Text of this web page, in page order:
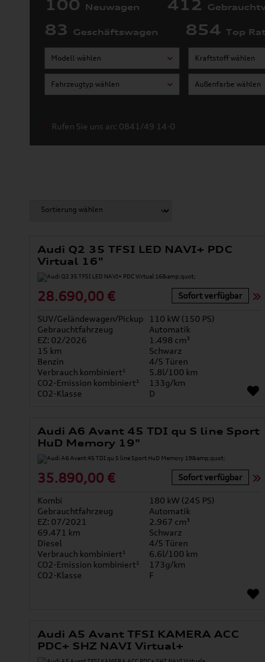
100 Neuwagen 412
83 Geschäftswagen 854 Top
Modell wählen Kraftstoff wählen
Fahrzeugtyp wählen Außenfarbe wählen
Rufen Sie uns an: 0841/49 14-0
Audi Q2 35 TFSI LED NAVI+ PDC
Virtual 16"
28.690,00 € Sofort verfügbar
SUV/Geländewagen/Pickup
110 kW (150 PS)
Gebrauchtfahrzeug
Automatik
EZ: 02/2026
1.498 cm³
15 km
Schwarz
Benzin
4/5 Türen
Verbrauch kombiniert¹
5.8l/100 km
CO2-Emission kombiniert¹
133g/km
CO2-Klasse
D
Audi A6 Avant 45 TDI qu S line Sport
HuD Memory 19"
35.890,00 € Sofort verfügbar
Kombi
180 kW (245 PS)
Gebrauchtfahrzeug
Automatik
EZ: 07/2021
2.967 cm³
69.471 km
Schwarz
Diesel
4/5 Türen
Verbrauch kombiniert¹
6.6l/100 km
CO2-Emission kombiniert¹
173g/km
CO2-Klasse
F
Audi A5 Avant TFSI KAMERA ACC
PDC+ SHZ NAVI Virtual+